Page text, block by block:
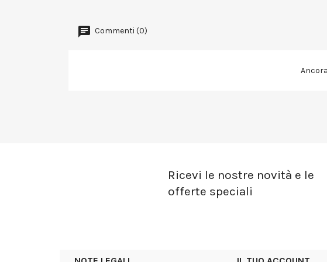
Commenti (0)
Ricevi le nostre novità e le
offerte speciali